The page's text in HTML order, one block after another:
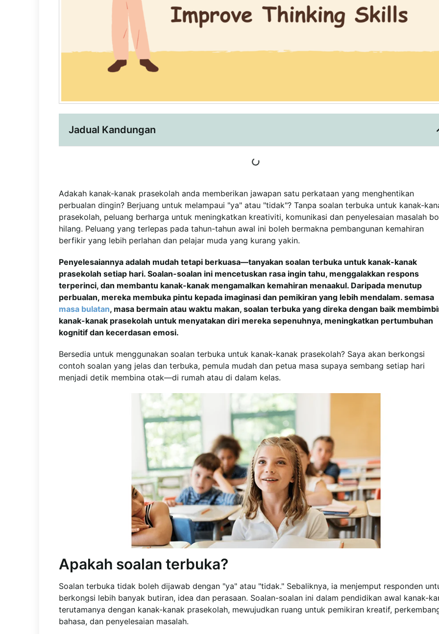
Jadual Kandungan
Adakah kanak-kanak prasekolah anda memberikan jawapan satu perkataan yang menghentikan
perbualan dingin? Berjuang untuk melampaui "ya" atau "tidak"? Tanpa soalan terbuka untuk kanak-
prasekolah, peluang berharga untuk meningkatkan kreativiti, komunikasi dan penyelesaian masalah
hilang. Peluang yang terlepas pada tahun-tahun awal ini boleh bermakna pembangunan kemahiran
berfikir yang lebih perlahan dan pelajar muda yang kurang yakin.
Penyelesaiannya adalah mudah tetapi berkuasa—tanyakan soalan terbuka untuk kanak-kanak
prasekolah setiap hari. Soalan-soalan ini mencetuskan rasa ingin tahu, menggalakkan respons
terperinci, dan membantu kanak-kanak mengamalkan kemahiran menaakul. Daripada menutup
perbualan, mereka membuka pintu kepada imaginasi dan pemikiran yang lebih mendalam. semasa
masa bulatan, masa bermain atau waktu makan, soalan terbuka yang direka dengan baik
kanak-kanak prasekolah untuk menyatakan diri mereka sepenuhnya, meningkatkan pertumbuhan
kognitif dan kecerdasan emosi.
Bersedia untuk menggunakan soalan terbuka untuk kanak-kanak prasekolah? Saya akan berkongsi
contoh soalan yang jelas dan terbuka, pemula mudah dan petua masa supaya sembang setiap hari
menjadi detik membina otak—di rumah atau di dalam kelas.
Apakah soalan terbuka?
Soalan terbuka tidak boleh dijawab dengan "ya" atau "tidak." Sebaliknya, ia menjemput responden
berkongsi lebih banyak butiran, idea dan perasaan. Soalan-soalan ini dalam pendidikan awal kanak-
terutamanya dengan kanak-kanak prasekolah, mewujudkan ruang untuk pemikiran kreatif,
bahasa, dan penyelesaian masalah.